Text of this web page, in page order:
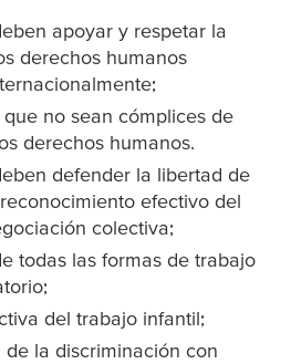
apoyar y respetar la
derechos humanos
no sean cómplices de
derechos humanos.
defender la libertad de
efectivo del
colectiva;
todas las formas de trabajo
del trabajo infantil;
la discriminación con